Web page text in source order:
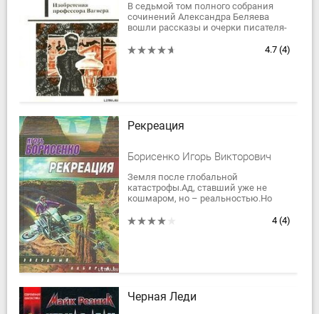
В седьмой том полного собрания
сочинений Александра Беляева
вошли рассказы и очерки писателя-
цикл остросюжетных новелл о
4.7 (4)
Рекреация
Борисенко Игорь Викторович
Земля после глобальной
катастрофы.Ад, ставший уже не
кошмаром, но – реальностью.Но
бесконечных войн, которые упорно
4 (4)
Черная Леди